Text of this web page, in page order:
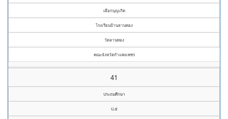
เผือกบุญเกิด
โรงเรียนบ้านลานทอง
วัดลานทอง
คณะจังหวัดกำแพงเพชร
41
ประถมศึกษา
ป.๕